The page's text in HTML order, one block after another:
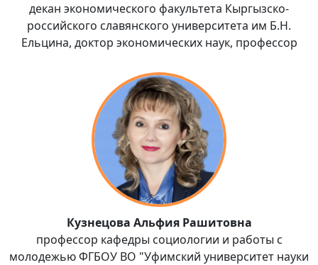
декан экономического факультета Кыргызско-
российского славянского университета им Б.Н.
Ельцина, доктор экономических наук, профессор
Кузнецова Альфия Рашитовна
профессор кафедры социологии и работы с
молодежью ФГБОУ ВО "Уфимский университет науки